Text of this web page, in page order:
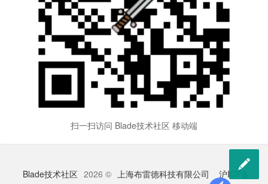
扫一扫访问 Blade技术社区 移动端
Blade技术社区 2026 © 上海布雷德科技有限公司 沪ICP备
